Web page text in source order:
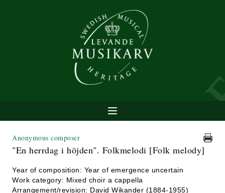
Anonymous composer
"En herrdag i höjden". Folkmelodi [Folk melody]
Year of composition: Year of emergence uncertain
Work category: Mixed choir a cappella
Arrangement/revision: David Wikander (1884-1955)